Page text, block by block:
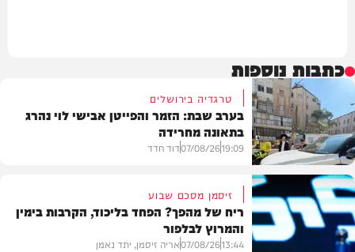
כתבות נוספות
בארץ
טרגדיה בירושלים
בערב שבת: הזמר והפייטן אבישי לוי נהרג
בתאונה מחרידה
19:09
07/08/26דוד חדד
זיסמן מסכם שבוע
ריח של מהפך? הפחד בליכוד, הקרבות בימין
והמרוץ לבלפור
13:44
07/08/26אריה זיסמן, יתד נאמן